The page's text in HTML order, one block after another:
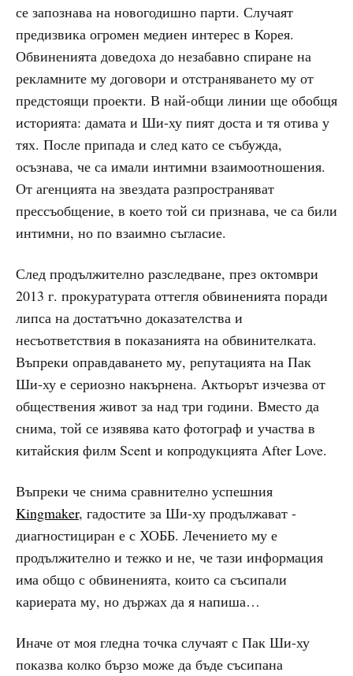
се запознава на новогодишно парти. Случаят
предизвика огромен медиен интерес в Корея.
Обвиненията доведоха до незабавно спиране на
рекламните му договори и отстраняването му от
предстоящи проекти. В най-общи линии ще обобщя
историята: дамата и Ши-ху пият доста и тя отива у
тях. После припада и след като се събужда,
осъзнава, че са имали интимни взаимоотношения.
От агенцията на звездата разпространяват
прессъобщение, в което той си признава, че са били
интимни, но по взаимно съгласие.
След продължително разследване, през октомври
2013 г. прокуратурата оттегля обвиненията поради
липса на достатъчно доказателства и
несъответствия в показанията на обвинителката.
Въпреки оправдаването му, репутацията на Пак
Ши-ху е сериозно накърнена. Актьорът изчезва от
обществения живот за над три години. Вместо да
снима, той се изявява като фотограф и участва в
китайския филм Scent и копродукцията After Love.
Въпреки че снима сравнително успешния
Kingmaker, гадостите за Ши-ху продължават -
диагностициран е с ХОББ. Лечението му е
продължително и тежко и не, че тази информация
има общо с обвиненията, които са съсипали
кариерата му, но държах да я напиша…
Иначе от моя гледна точка случаят с Пак Ши-ху
показва колко бързо може да бъде съсипана